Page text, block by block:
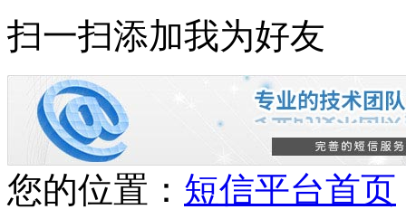
扫一扫添加我为好友
您的位置： 短信平台首页